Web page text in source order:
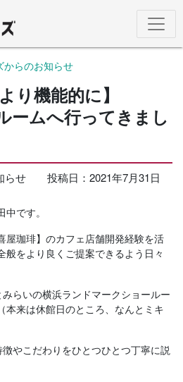
からのお知らせ
り機能的に】
ームへ行ってきまし
らせ 投稿日：2021年7月31日
です。
屋珈琲】のカフェ店舗開発経験を活
般をより良くご提案できるよう日々
らいの横浜ランドマークショールー
本来は休館日のところ、なんとミキ
やこだわりをひとつひとつ丁寧に説